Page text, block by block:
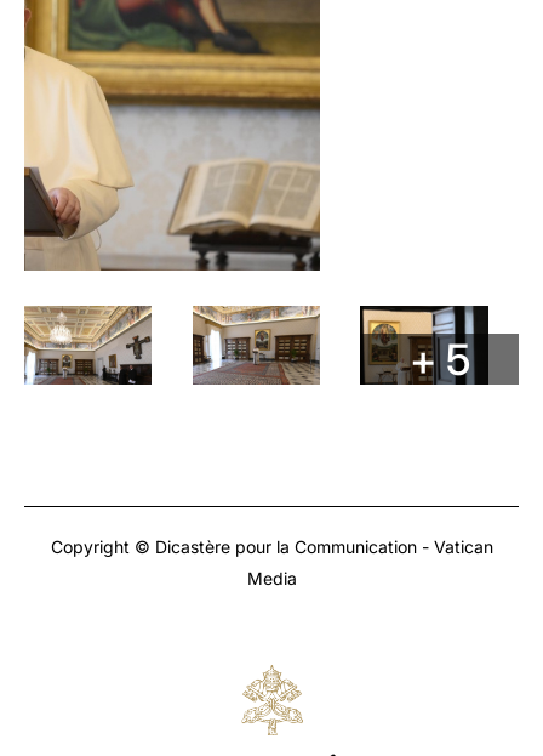
+ 5
Copyright © Dicastère pour la Communication - Vatican
Media